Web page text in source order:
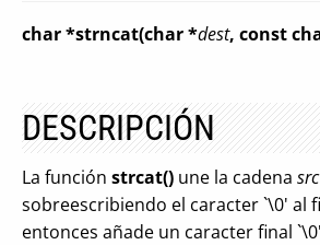
char *strncat(char *dest, const
DESCRIPCIÓN
La función strcat() une la cadena src
sobreescribiendo el caracter `\0' al
entonces añade un caracter final